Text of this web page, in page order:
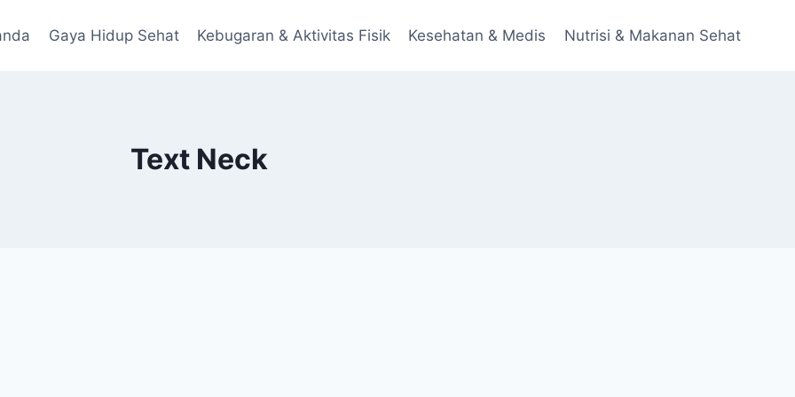
Gaya Hidup Sehat Kebugaran & Aktivitas Fisik Kesehatan & Medis Nutrisi & Makanan Sehat
Text Neck